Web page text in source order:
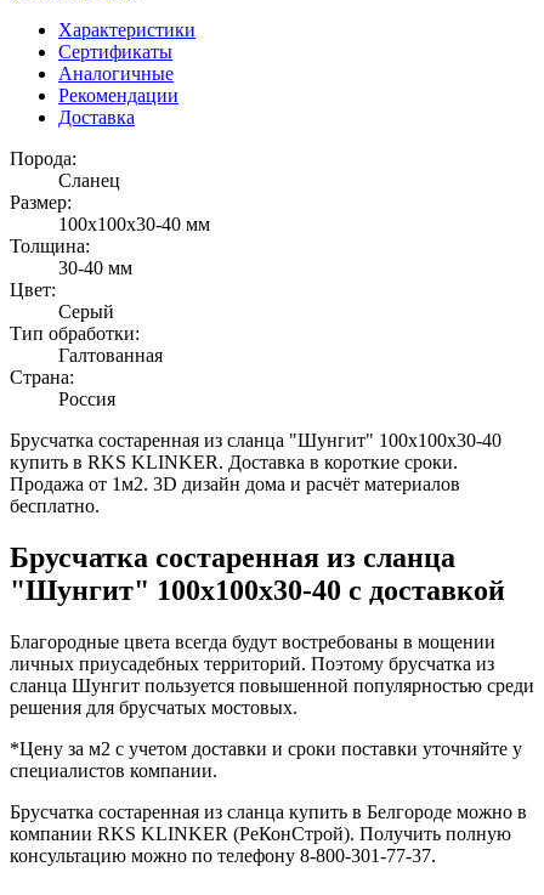
Характеристики
Сертификаты
Аналогичные
Рекомендации
Доставка
Порода:
Сланец
Размер:
100х100х30-40 мм
Толщина:
30-40 мм
Цвет:
Серый
Тип обработки:
Галтованная
Страна:
Россия
Брусчатка состаренная из сланца "Шунгит" 100х100х30-40
купить в RKS KLINKER. Доставка в короткие сроки.
Продажа от 1м2. 3D дизайн дома и расчёт материалов
бесплатно.
Брусчатка состаренная из сланца
"Шунгит" 100х100х30-40 с доставкой
Благородные цвета всегда будут востребованы в мощении
личных приусадебных территорий. Поэтому брусчатка из
сланца Шунгит пользуется повышенной популярностью среди
решения для брусчатых мостовых.
*Цену за м2 с учетом доставки и сроки поставки уточняйте у
специалистов компании.
Брусчатка состаренная из сланца купить в Белгороде можно в
компании RKS KLINKER (РеКонСтрой). Получить полную
консультацию можно по телефону 8-800-301-77-37.